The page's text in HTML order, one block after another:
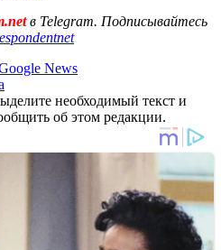
в Telegram. Подписывайтесь
News
необходимый текст и
об этом редакции.